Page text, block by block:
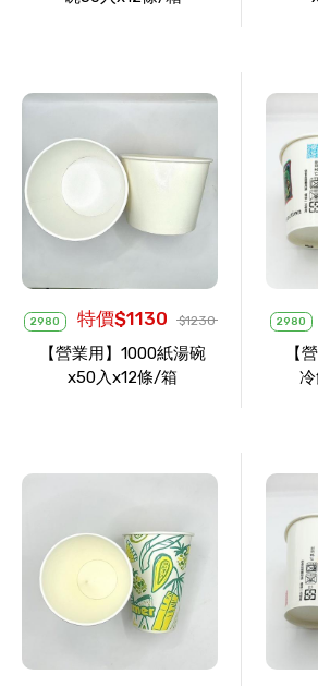
2980 特價$1130 $1230
【營業用】1000紙湯碗
x50入x12條/箱
2980
【